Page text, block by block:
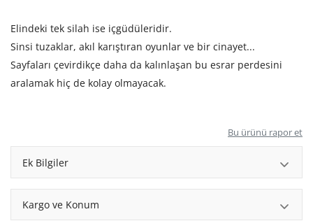
Elindeki tek silah ise içgüdüleridir.
Sinsi tuzaklar, akıl karıştıran oyunlar ve bir cinayet...
Sayfaları çevirdikçe daha da kalınlaşan bu esrar perdesini
aralamak hiç de kolay olmayacak.
Bu ürünü rapor et
Ek Bilgiler
Kargo ve Konum